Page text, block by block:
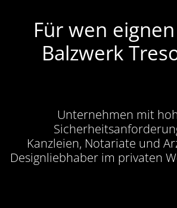
Für wen
Balzwerk
Unternehmen mit
Kanzleien, Notariate und
Designliebhaber im privaten